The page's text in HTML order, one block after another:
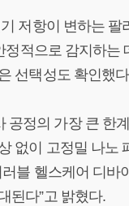
저항이 변하는 팔
적으로 감지하는
선택성도 확인했
공정의 가장 큰 한
없이 고정밀 나노
블 헬스케어 디바
된다”고 밝혔다.